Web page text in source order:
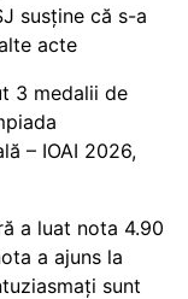
susține că s-a
acte
3 medalii de
– IOAI 2026,
a luat nota 4.90
a ajuns la
sunt